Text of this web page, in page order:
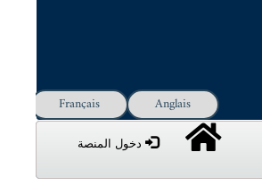
Français Anglais
دخول المنصة